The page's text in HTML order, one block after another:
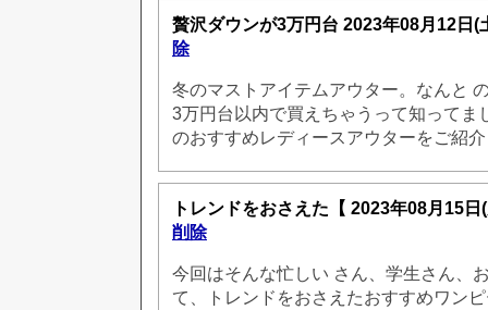
贅沢ダウンが3万円台 2023年08月12日(
除
冬のマストアイテムアウター。なんと
3万円台以内で買えちゃうって知ってま
のおすすめレディースアウターをご紹
トレンドをおさえた【 2023年08月15
削除
今回はそんな忙しい さん、学生さん、
て、トレンドをおさえたおすすめワン